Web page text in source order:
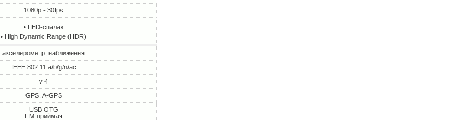
1080p - 30fps
• LED-спалах
• High Dynamic Range (HDR)
акселерометр, наближення
IEEE 802.11 a/b/g/n/ac
v 4
GPS, A-GPS
USB OTG
FM-приймач